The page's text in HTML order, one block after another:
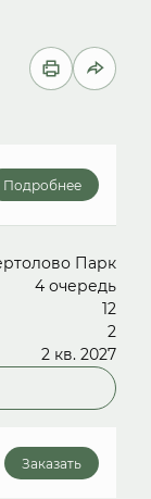
Подробнее
Парк
4 очередь
12
2
2 кв. 2027
Заказать